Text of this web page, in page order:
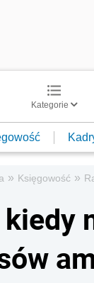
Kategorie
» Księgowość »